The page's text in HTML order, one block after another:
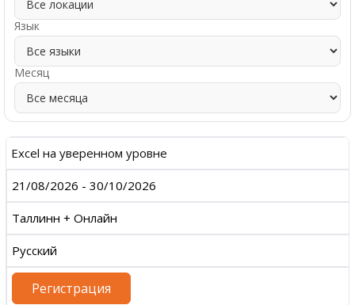
Язык
Месяц
Excel на уверенном уровне
21/08/2026 - 30/10/2026
Таллинн + Онлайн
Русский
Регистрация